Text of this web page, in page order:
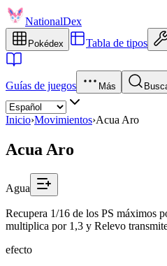
NationalDex
Pokédex Tabla de tipos
Guías de juegos Más
Inicio›Movimientos›Acua Aro
Acua Aro
Agua
Recupera 1/16 de los PS máximos
multiplica por 1,3 y Relevo
efecto